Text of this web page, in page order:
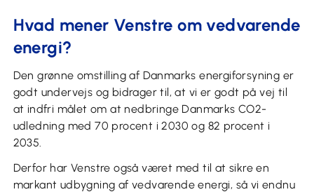
Hvad mener Venstre om vedvarende
energi?
Den grønne omstilling af Danmarks energiforsyning er
godt undervejs og bidrager til, at vi er godt på vej til
at indfri målet om at nedbringe Danmarks CO2-
udledning med 70 procent i 2030 og 82 procent i
2035.
Derfor har Venstre også været med til at sikre en
markant udbygning af vedvarende energi, så vi endnu